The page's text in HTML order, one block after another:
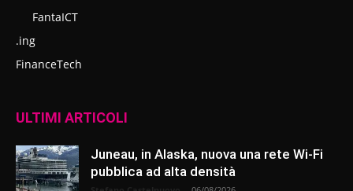
FantaICT
.ing
FinanceTech
ULTIMI ARTICOLI
Juneau, in Alaska, nuova una rete Wi-Fi
pubblica ad alta densità